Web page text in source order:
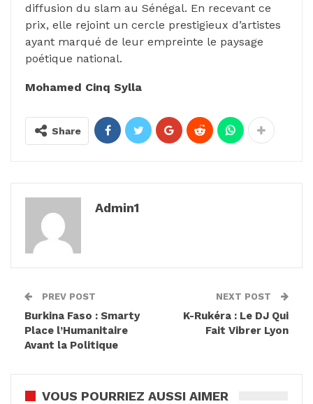
diffusion du slam au Sénégal. En recevant ce
prix, elle rejoint un cercle prestigieux d’artistes
ayant marqué de leur empreinte le paysage
poétique national.
Mohamed Cinq Sylla
Share
Admin1
PREV POST
Burkina Faso : Smarty
Place l’Humanitaire
Avant la Politique
NEXT POST
K-Rukéra : Le DJ Qui
Fait Vibrer Lyon
VOUS POURRIEZ AUSSI AIMER